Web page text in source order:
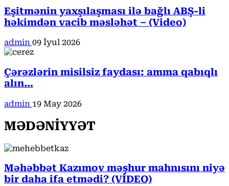
Eşitmənin yaxşılaşması ilə bağlı ABŞ-li
həkimdən vacib məsləhət – (Video)
admin 09 İyul 2026
Çərəzlərin misilsiz faydası: amma qabıqlı
alın…
admin 19 May 2026
MƏDƏNİYYƏT
Məhəbbət Kazımov məşhur mahnısını niyə
bir daha ifa etmədi? (VİDEO)